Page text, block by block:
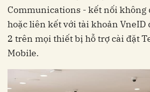
Communications - kết nối không
hoặc liên kết với tài khoản
2 trên mọi thiết bị hỗ trợ cài đặt
Mobile.